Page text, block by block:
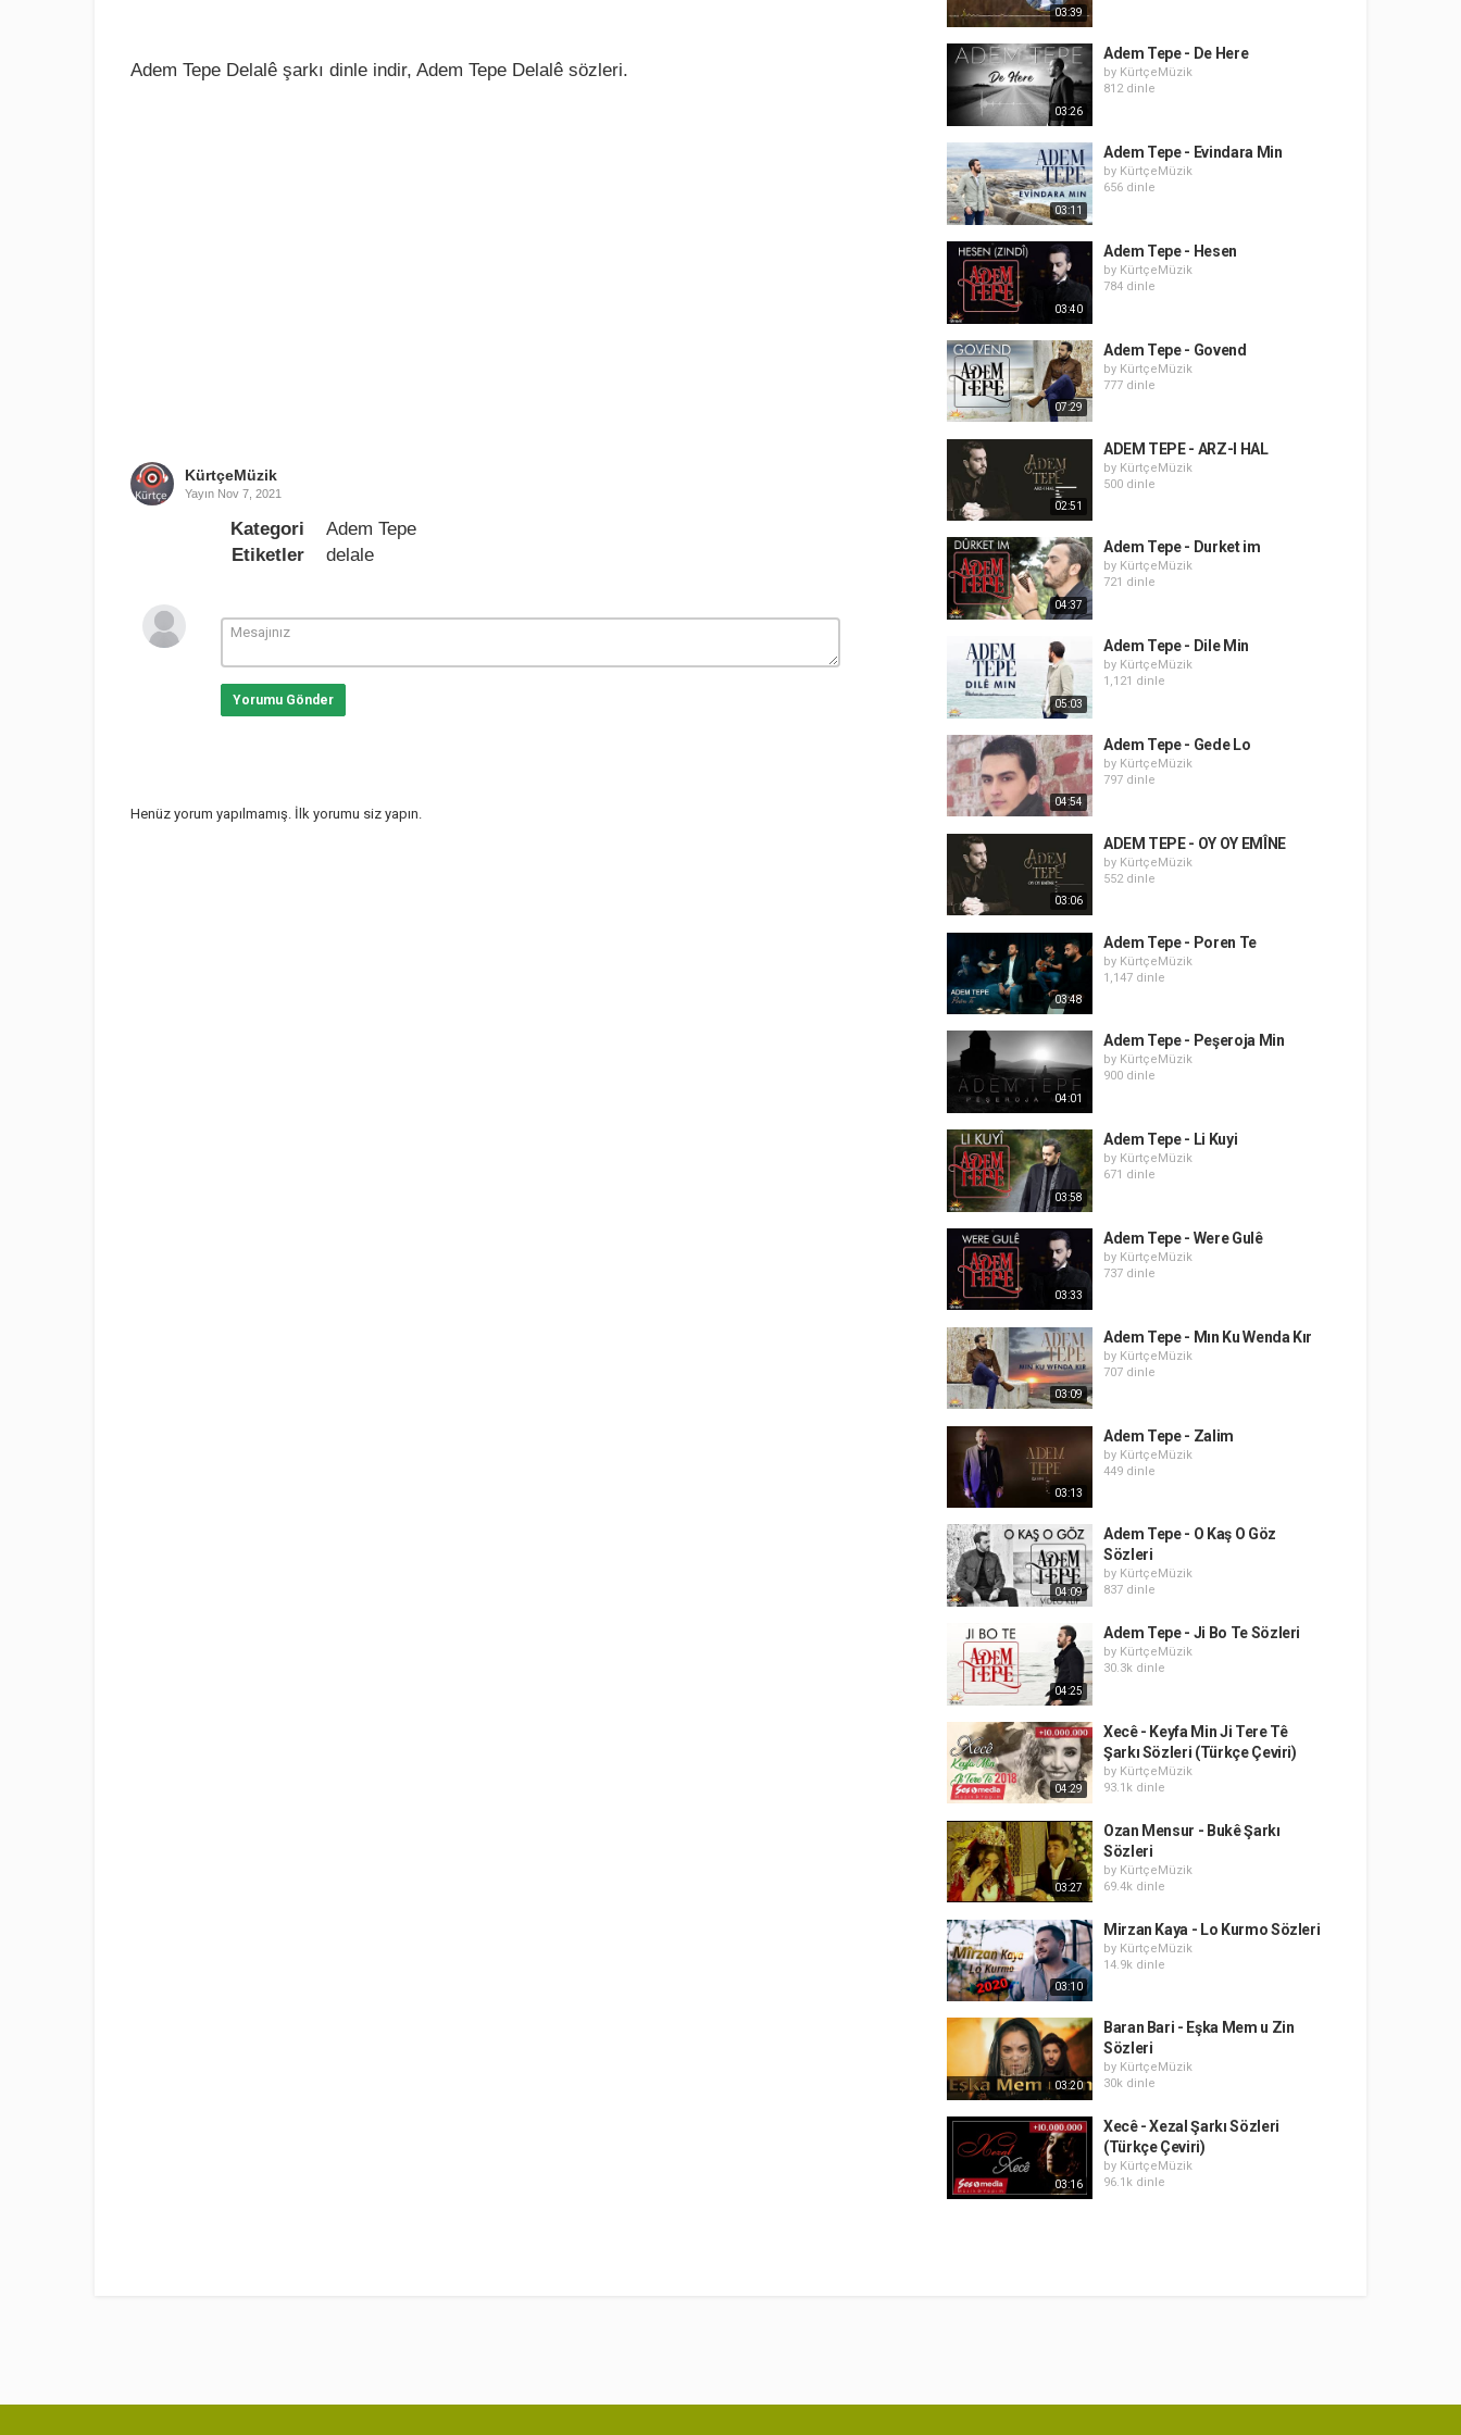
Adem Tepe Delalê şarkı dinle indir, Adem Tepe Delalê sözleri.
KürtçeMüzik
Yayın Nov 7, 2021
Kategori
Adem Tepe
Etiketler
delale
Yorumu Gönder
Henüz yorum yapılmamış. İlk yorumu siz yapın.
03:39
03:26
Adem Tepe - De Here
by KürtçeMüzik
812 dinle
03:11
Adem Tepe - Evindara Min
by KürtçeMüzik
656 dinle
03:40
Adem Tepe - Hesen
by KürtçeMüzik
784 dinle
07:29
Adem Tepe - Govend
by KürtçeMüzik
777 dinle
02:51
ADEM TEPE - ARZ-I HAL
by KürtçeMüzik
500 dinle
04:37
Adem Tepe - Durket im
by KürtçeMüzik
721 dinle
05:03
Adem Tepe - Dile Min
by KürtçeMüzik
1,121 dinle
04:54
Adem Tepe - Gede Lo
by KürtçeMüzik
797 dinle
03:06
ADEM TEPE - OY OY EMÎNE
by KürtçeMüzik
552 dinle
03:48
Adem Tepe - Poren Te
by KürtçeMüzik
1,147 dinle
04:01
Adem Tepe - Peşeroja Min
by KürtçeMüzik
900 dinle
03:58
Adem Tepe - Li Kuyi
by KürtçeMüzik
671 dinle
03:33
Adem Tepe - Were Gulê
by KürtçeMüzik
737 dinle
03:09
Adem Tepe - Mın Ku Wenda Kır
by KürtçeMüzik
707 dinle
03:13
Adem Tepe - Zalim
by KürtçeMüzik
449 dinle
04:09
Adem Tepe - O Kaş O Göz
Sözleri
by KürtçeMüzik
837 dinle
04:25
Adem Tepe - Ji Bo Te Sözleri
by KürtçeMüzik
30.3k dinle
04:29
Xecê - Keyfa Min Ji Tere Tê
Şarkı Sözleri (Türkçe Çeviri)
by KürtçeMüzik
93.1k dinle
03:27
Ozan Mensur - Bukê Şarkı
Sözleri
by KürtçeMüzik
69.4k dinle
03:10
Mirzan Kaya - Lo Kurmo Sözleri
by KürtçeMüzik
14.9k dinle
03:20
Baran Bari - Eşka Mem u Zin
Sözleri
by KürtçeMüzik
30k dinle
03:16
Xecê - Xezal Şarkı Sözleri
(Türkçe Çeviri)
by KürtçeMüzik
96.1k dinle